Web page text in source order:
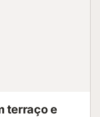
terraço e